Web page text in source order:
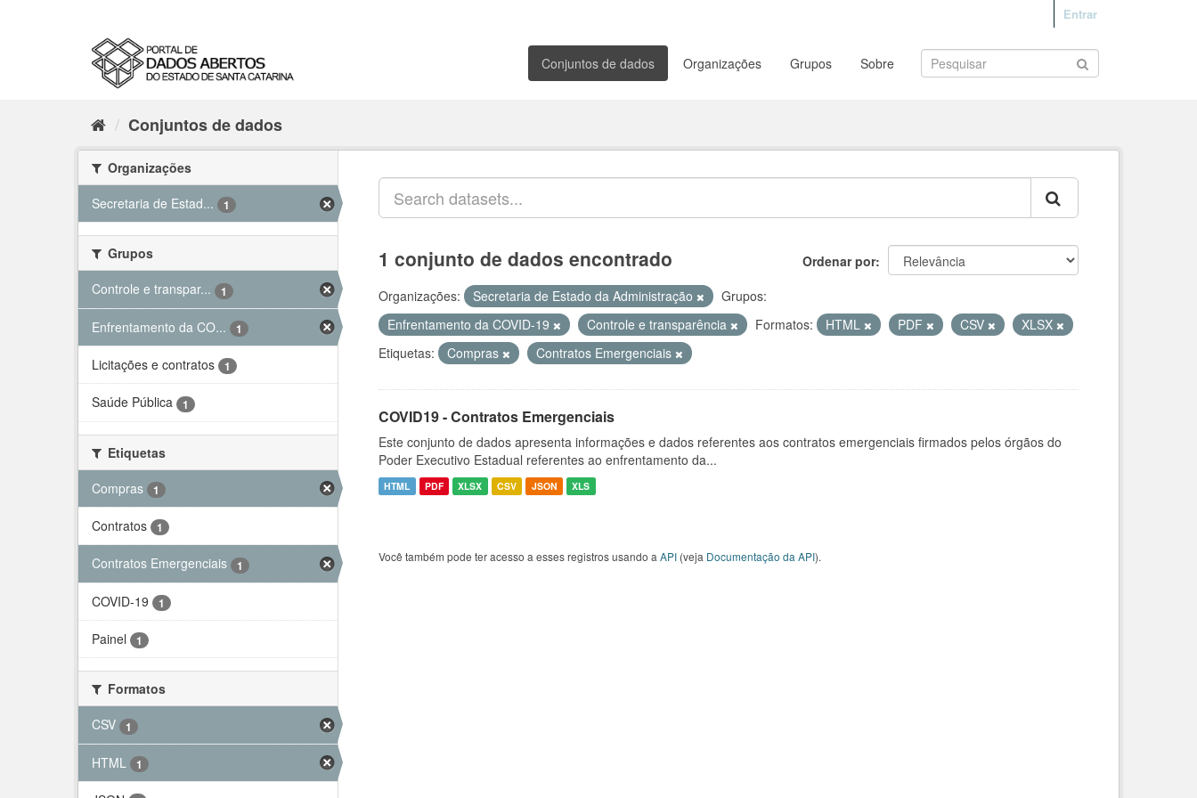
Entrar
Conjuntos de dados Organizações Grupos Sobre
Conjuntos de dados
Organizações
Secretaria de Estad...
1
Grupos
Controle e transpar...
1
Enfrentamento da CO... 1
Licitações e contratos 1
Saúde Pública 1
Etiquetas
Compras
1
Contratos 1
Contratos Emergenciais 1
COVID-19 1
Painel 1
Formatos
CSV
1
HTML 1
Ordenar por
1 conjunto de dados encontrado
Organizações: Secretaria de Estado da Administração
Grupos:
Enfrentamento da COVID-19
Controle e transparência Formatos: HTML PDF CSV
XLSX
Etiquetas:
Compras Contratos Emergenciais
COVID19 - Contratos Emergenciais
Este conjunto de dados apresenta informações e dados referentes aos contratos emergenciais firmados pelos órgãos do
Poder Executivo Estadual referentes ao enfrentamento da...
HTML PDF XLSX CSV JSON XLS
Você também pode ter acesso a esses registros usando a API (veja Documentação da API).